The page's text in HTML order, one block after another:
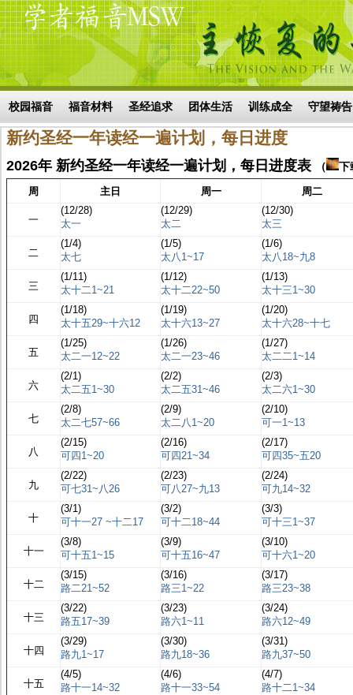
Skip to main content
搜索表单
校园福音 福音材料 圣经追求 团体生活 训练成全 守望祷告
新约圣经一年读经一遍计划，每日进度
2026年 新约圣经一年读经一遍计划，每日进度表 （ 下
周 主日 周一 周二
一
(12/28)
太一
(12/29)
太二
(12/30)
太三
二
(1/4)
太七
(1/5)
太八1~17
(1/6)
太八18~九8
三
(1/11)
太十二1~21
(1/12)
太十二22~50
(1/13)
太十三1~30
四
(1/18)
太十五29~十六12
(1/19)
太十六13~27
(1/20)
太十六28~十七
五
(1/25)
太二一12~22
(1/26)
太二一23~46
(1/27)
太二二1~14
六
(2/1)
太二五1~30
(2/2)
太二五31~46
(2/3)
太二六1~30
七
(2/8)
太二七57~66
(2/9)
太二八1~20
(2/10)
可一1~13
八
(2/15)
可四1~20
(2/16)
可四21~34
(2/17)
可四35~五20
九
(2/22)
可七31~八26
(2/23)
可八27~九13
(2/24)
可九14~32
十
(3/1)
可十一27 ~十二17
(3/2)
可十二18~44
(3/3)
可十三1~37
十一
(3/8)
可十五1~15
(3/9)
可十五16~47
(3/10)
可十六1~20
十二
(3/15)
路二21~52
(3/16)
路三1~22
(3/17)
路三23~38
十三
(3/22)
路五17~39
(3/23)
路六1~11
(3/24)
路六12~49
十四
(3/29)
路九1~17
(3/30)
路九18~36
(3/31)
路九37~50
十五
(4/5)
路十一14~32
(4/6)
路十一33~54
(4/7)
路十二1~34